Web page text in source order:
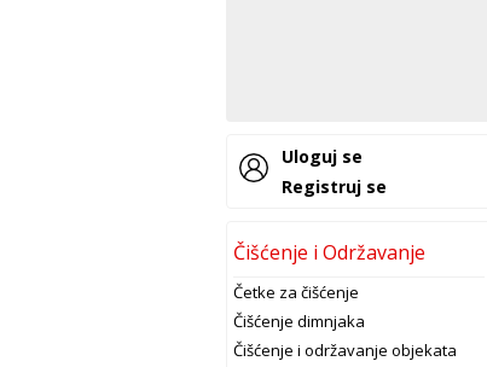
Uloguj se
Registruj se
Čišćenje i Održavanje
Četke za čišćenje
Čišćenje dimnjaka
Čišćenje i održavanje objekata